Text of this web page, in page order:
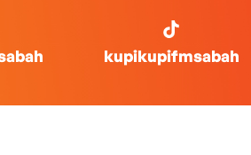
kupikupifmsabah